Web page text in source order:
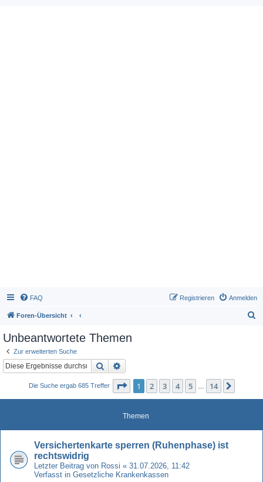
FAQ Anmelden
Registrieren
Foren-Übersicht
Unbeantwortete Themen
Zur erweiterten Suche
Suche
Die Suche ergab 685 Treffer Seite 1von 14
1 2 3 4 5 14
Themen
Versichertenkarte sperren (Ruhenphase) ist
rechtswidrig
Letzter Beitrag von Rossi « 31.07.2026, 11:42
Verfasst in Gesetzliche Krankenkassen